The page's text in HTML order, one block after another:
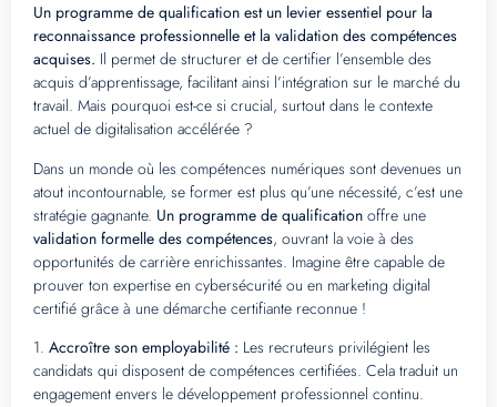
Un programme de qualification est un levier essentiel pour la
reconnaissance professionnelle et la validation des compétences
acquises. Il permet de structurer et de certifier l’ensemble des
acquis d’apprentissage, facilitant ainsi l’intégration sur le marché du
travail. Mais pourquoi est-ce si crucial, surtout dans le contexte
actuel de digitalisation accélérée ?
Dans un monde où les compétences numériques sont devenues un
atout incontournable, se former est plus qu’une nécessité, c’est une
stratégie gagnante. Un programme de qualification offre une
validation formelle des compétences, ouvrant la voie à des
opportunités de carrière enrichissantes. Imagine être capable de
prouver ton expertise en cybersécurité ou en marketing digital
certifié grâce à une démarche certifiante reconnue !
1. Accroître son employabilité : Les recruteurs privilégient les
candidats qui disposent de compétences certifiées. Cela traduit un
engagement envers le développement professionnel continu.